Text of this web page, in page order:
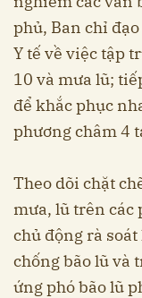
phủ, Ban chỉ
Y tế về việc tập
10 và mưa lũ;
để khắc phục
phương châm 4
Theo dõi chặt
mưa, lũ trên
chủ động rà
chống bão lũ và
ứng phó bão lũ